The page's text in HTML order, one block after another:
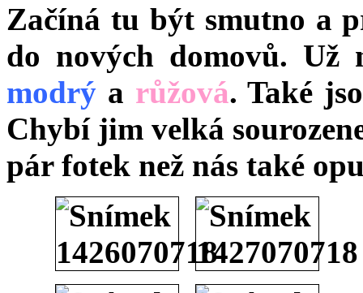
Začíná tu být smutno a
do nových domovů.
modrý a růžová. Také
Chybí jim velká
pár fotek než nás také